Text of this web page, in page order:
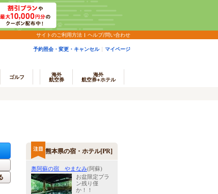
サイトのご利用方法 ヘルプ/問い合わせ
予約照会・変更・キャンセル マイページ
ゴルフ
海外
航空券
海外
航空券+ホテル
熊本県の宿・ホテル[PR]
奥阿蘇の宿 やまなみ(阿蘇)
お盆限定プラ
ン残り僅
か！！